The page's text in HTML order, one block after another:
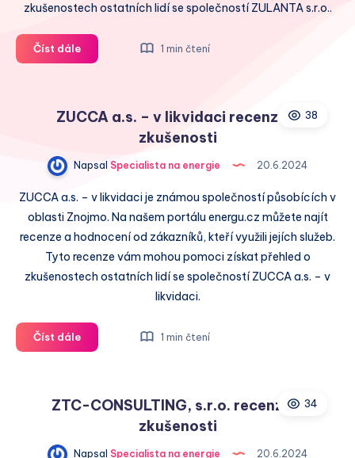
zkušenostech ostatních lidí se společností ZULANTA s.r.o..
Číst dáleZULANTA
s.r.o.
zkušenosti
1 min čtení
38
ZUCCA a.s. – v likvidaci recenze a
zkušenosti
Napsal Specialista na energie 20.6.2024
ZUCCA a.s. – v likvidaci je známou společností působících v
oblasti Znojmo. Na našem portálu energu.cz můžete najít
recenze a hodnocení od zákazníků, kteří využili jejích služeb.
Tyto recenze vám mohou pomoci získat přehled o
zkušenostech ostatních lidí se společností ZUCCA a.s. – v
likvidaci.
Číst dáleZUCCA
a.s.
likvidaci
1 min čtení
34
ZTC-CONSULTING, s.r.o. recenze a
zkušenosti
Napsal Specialista na energie 20.6.2024